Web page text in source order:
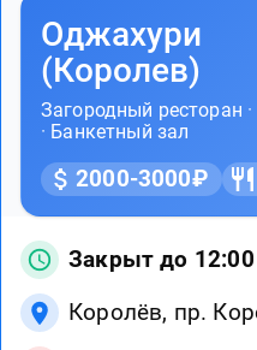
Оджахури
(Королев)
Загородный ресторан
· Банкетный зал
2000-3000₽
Закрыт до 12:00
Королёв, пр.